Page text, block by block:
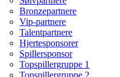
Bronzepartnere
Vip-partnere
Talentpartnere
Hjertesponsorer
Spillersponsor
Topspillergruppe 1
Topspillergruppe 2